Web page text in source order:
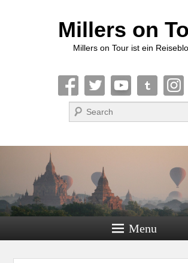
Millers on
Millers on Tour ist ein
Suche
Menu